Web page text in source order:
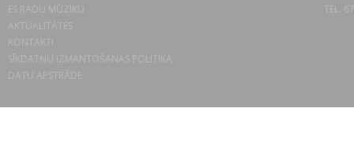
ES RADU MŪZIKU
AKTUALITĀTES
KONTAKTI
SĪKDATŅU IZMANTOŠANAS POLITIKA
DATU APSTRĀDE
TEL.